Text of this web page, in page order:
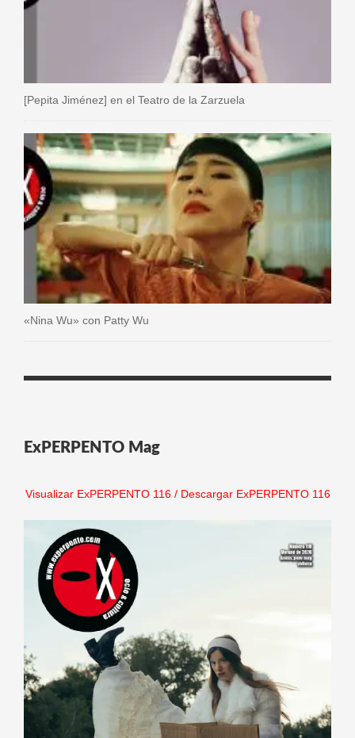
[Pepita Jiménez] en el Teatro de la Zarzuela
«Nina Wu» con Patty Wu
ExPERPENTO Mag
Visualizar ExPERPENTO 116/ Descargar ExPERPENTO 116